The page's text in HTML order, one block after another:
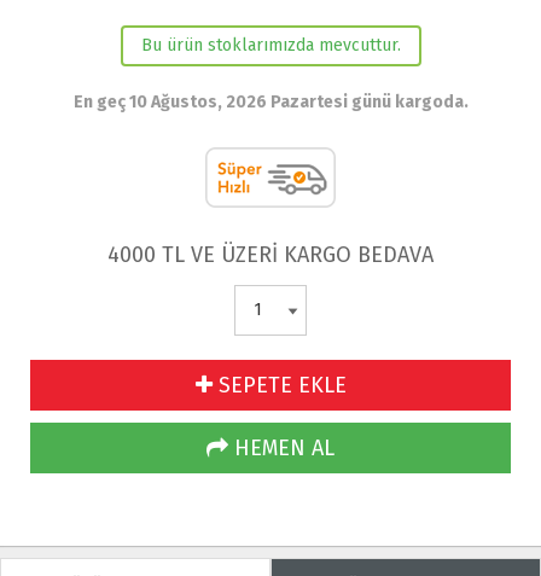
Bu ürün stoklarımızda mevcuttur.
En geç 10 Ağustos, 2026 Pazartesi günü kargoda.
4000 TL VE ÜZERİ KARGO BEDAVA
SEPETE EKLE
HEMEN AL